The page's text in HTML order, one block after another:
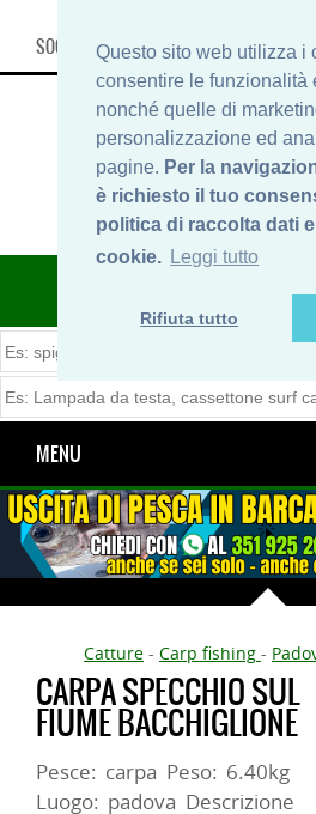
Questo sito web utilizza i
consentire le funzionalità
nonché quelle di
personalizzazione ed
pagine. Per la
è richiesto il tuo
politica di raccolta dati
cookie. Leggi tutto
Rifiuta tutto
SOCIAL, INFO & SHOP
MENU
Catture - Carp fishing -
CARPA SPECCHIO SUL
FIUME BACCHIGLIONE
Pesce: carpa Peso: 6.40kg
Luogo: padova Descrizione